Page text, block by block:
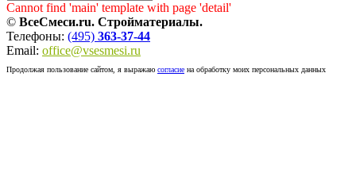
Cannot find 'main' template with page 'detail'
© ВсеСмеси.ru. Стройматериалы.
Телефоны: (495) 363-37-44
Email: office@vsesmesi.ru
Продолжая пользование сайтом, я выражаю согласие на обработку моих персональных данных